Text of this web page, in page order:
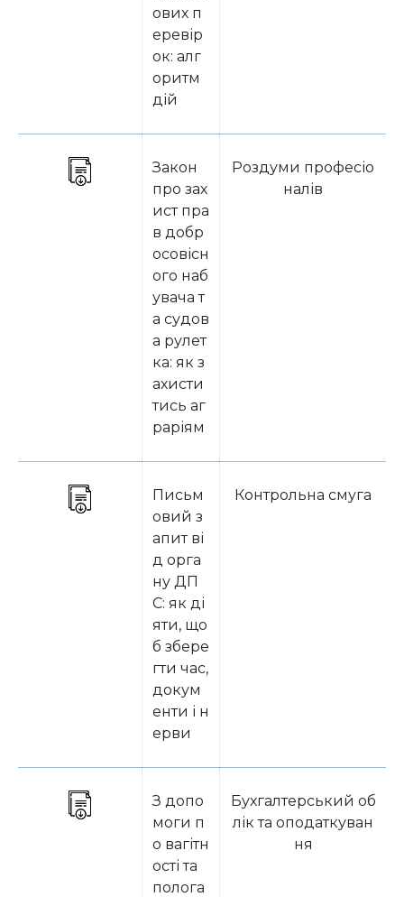
ових п
еревір
ок: алг
оритм
дій
Закон
про зах
ист пра
в добр
осовісн
ого наб
увача т
а судов
а рулет
ка: як з
ахисти
тись аг
раріям
Роздуми професіо
налів
Письм
овий з
апит ві
д орга
ну ДП
С: як ді
яти, що
б збере
гти час,
докум
енти і н
ерви
Контрольна смуга
З допо
моги п
о вагітн
ості та
полога
Бухгалтерський об
лік та оподаткуван
ня